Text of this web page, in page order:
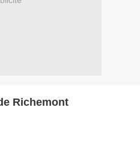
Richemont